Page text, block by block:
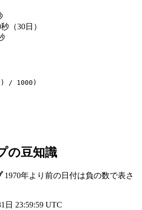
（30日）
/ 1000)
の豆知識
1970年より前の日付は負の数で表さ
日 23:59:59 UTC